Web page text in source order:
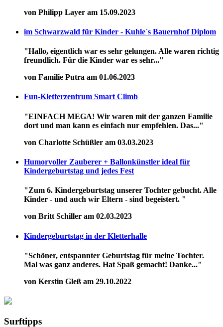
von Philipp Layer am 15.09.2023
im Schwarzwald für Kinder - Kuhle´s Bauernhof Diplom
"Hallo, eigentlich war es sehr gelungen. Alle waren richtig
freundlich. Für die Kinder war es sehr..."
von Familie Putra am 01.06.2023
Fun-Kletterzentrum Smart Climb
"EINFACH MEGA! Wir waren mit der ganzen Familie
dort und man kann es einfach nur empfehlen. Das..."
von Charlotte Schüßler am 03.03.2023
Humorvoller Zauberer + Ballonkünstler ideal für
Kindergeburtstag und jedes Fest
"Zum 6. Kindergeburtstag unserer Tochter gebucht. Alle
Kinder - und auch wir Eltern - sind begeistert. "
von Britt Schiller am 02.03.2023
Kindergeburtstag in der Kletterhalle
"Schöner, entspannter Geburtstag für meine Tochter.
Mal was ganz anderes. Hat Spaß gemacht! Danke..."
von Kerstin Gleß am 29.10.2022
Surftipps